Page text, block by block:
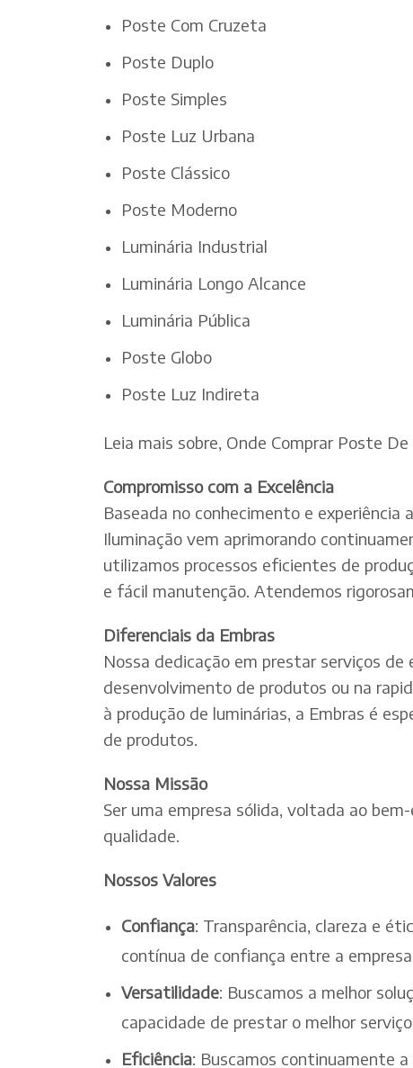
Poste Com Cruzeta
Poste Duplo
Poste Simples
Poste Luz Urbana
Poste Clássico
Poste Moderno
Luminária Industrial
Luminária Longo Alcance
Luminária Pública
Poste Globo
Poste Luz Indireta
Leia mais sobre, Onde Comprar Poste
Compromisso com a Excelência
Baseada no conhecimento e
Iluminação vem aprimorando
utilizamos processos eficientes de
e fácil manutenção. Atendemos
Diferenciais da Embras
Nossa dedicação em prestar serviços
desenvolvimento de produtos ou na
à produção de luminárias, a Embras é
de produtos.
Nossa Missão
Ser uma empresa sólida, voltada ao
qualidade.
Nossos Valores
Confiança: Transparência, clareza e
contínua de confiança entre a
Versatilidade: Buscamos a melhor
capacidade de prestar o melhor
Eficiência: Buscamos continuamente